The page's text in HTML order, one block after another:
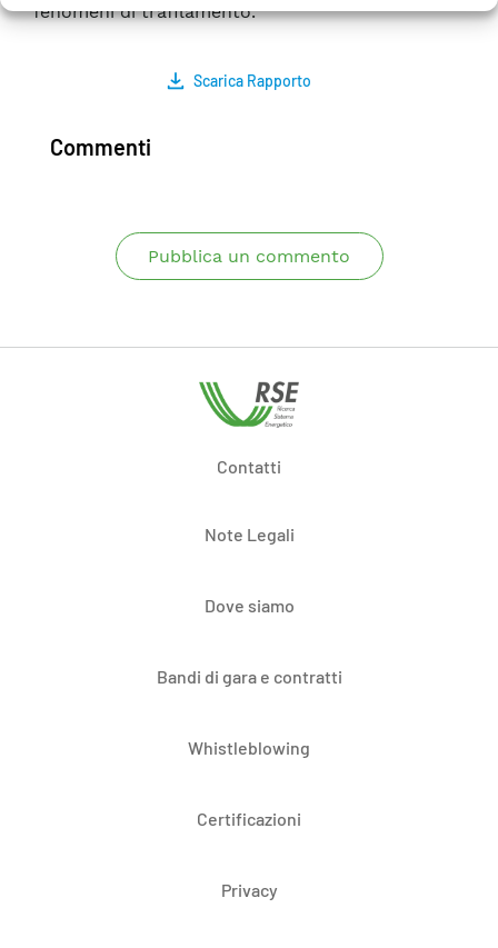
fenomeni di trafilamento.
Scarica Rapporto
Commenti
Pubblica un commento
Contatti
Note Legali
Dove siamo
Bandi di gara e contratti
Whistleblowing
Certificazioni
Privacy